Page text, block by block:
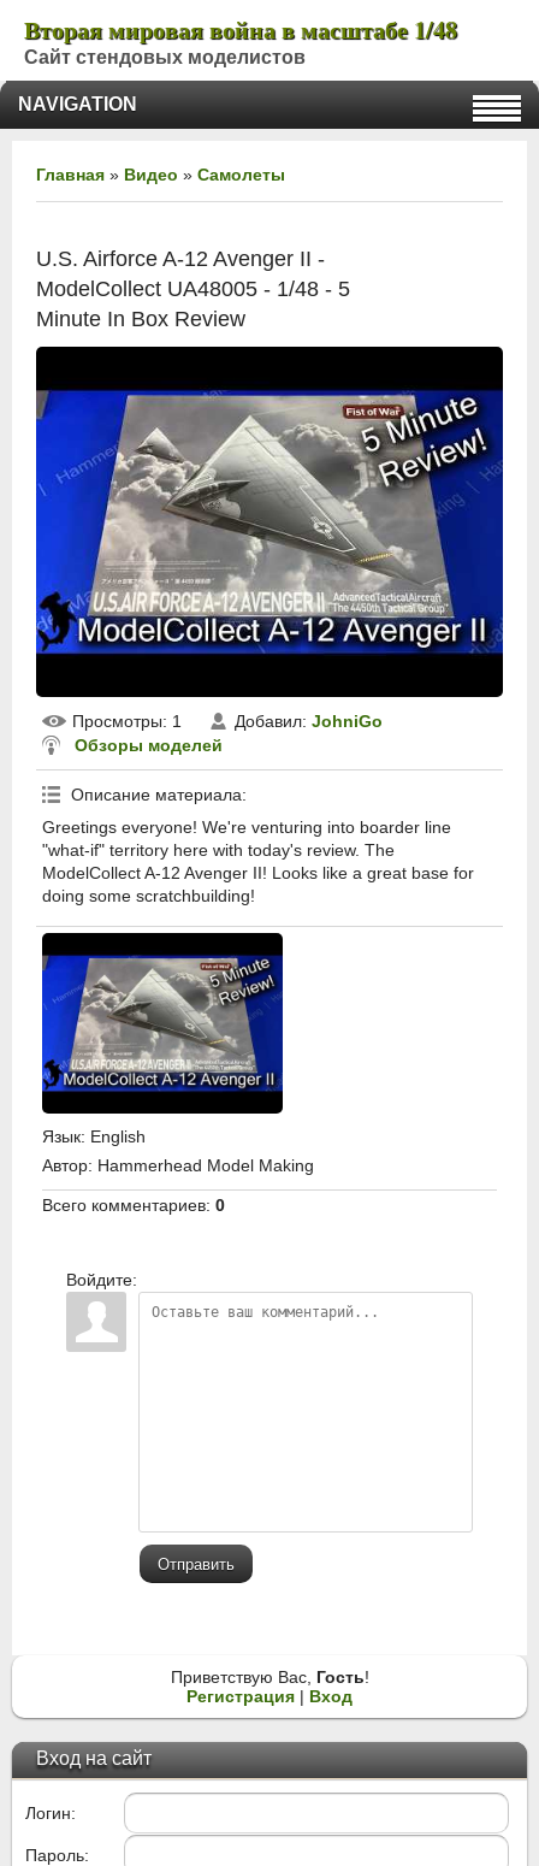
Вторая мировая война в масштабе 1/48
Сайт стендовых моделистов
NAVIGATION
Главная » Видео » Самолеты
U.S. Airforce A-12 Avenger II -
ModelCollect UA48005 - 1/48 - 5
Minute In Box Review
Просмотры: 1 Добавил: JohniGo
Обзоры моделей
Описание материала:
Greetings everyone! We're venturing into boarder line
"what-if" territory here with today's review. The
ModelCollect A-12 Avenger II! Looks like a great base for
doing some scratchbuilding!
Язык: English
Автор: Hammerhead Model Making
Всего комментариев: 0
Войдите:
Отправить
Приветствую Вас, Гость!
Регистрация | Вход
Вход на сайт
Логин:
Пароль: